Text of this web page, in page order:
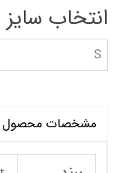
انتخاب سایز
S
مشخصات محصول